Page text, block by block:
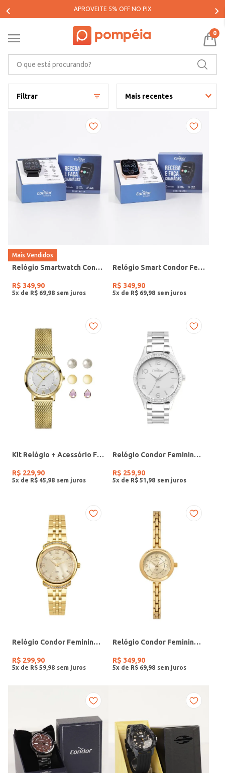
PARCELE SUAS COMPRAS EM ATÉ 5X SEM JUROS*
0
Filtrar Mais recentes
Mais Vendidos
Relógio Smartwatch Condor PRETO
R$ 349,90
5x de R$ 69 98
Relógio Smart Condor Feminino ROSE
R$ 349,90
5x de R$ 69 98
Kit Relógio + Acessório Feminino DOURADO
R$ 229,90
5x de R$ 45 98
Relógio Condor Feminino PRATA
R$ 259,90
5x de R$ 51 98
Relógio Condor Feminino DOURADO
R$ 299,90
5x de R$ 59 98
Relógio Condor Feminino DOURADO
R$ 349,90
5x de R$ 69 98